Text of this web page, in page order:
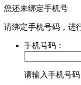
您还未绑定手机号
请绑定手机号码，进
手机号码：
请输入手机号